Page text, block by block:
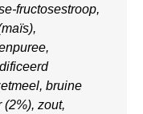
fructosestroop,
bruine
(2%), zout,